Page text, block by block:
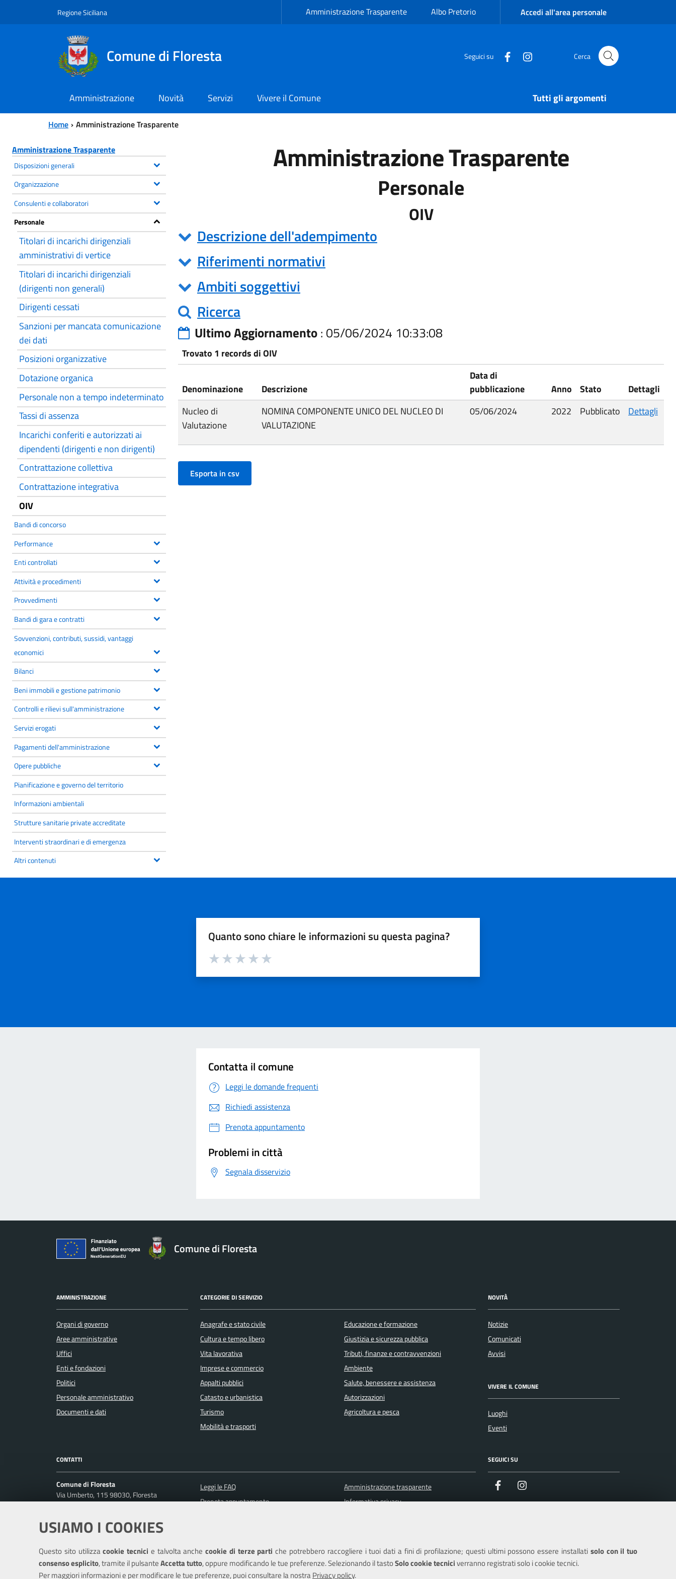
USIAMO I COOKIES
Questo sito utilizzacookie tecnici e talvolta anchecookie di terze parti che potrebbero raccogliere i tuoi dati a fini di profilazione; questi ultimi possono essere installati solo con il tuo
consenso esplicito, tramite il pulsanteAccetta tutto, oppure modificando le tue preferenze. Selezionando il tastoSolo cookie tecniciverranno registrati solo i cookie tecnici.
Per maggiori informazioni e per modificare le tue preferenze, puoi consultare la nostraPrivacy policy.
Regione Siciliana Amministrazione Trasparente Albo Pretorio Accedi all'area personale
Comune di Floresta Seguici su Cerca
Amministrazione Novità Servizi Vivere il Comune Tutti gli argomenti
Home Amministrazione Trasparente
Amministrazione Trasparente
Disposizioni generali
Organizzazione
Consulenti e collaboratori
Personale
Titolari di incarichi dirigenziali
amministrativi di vertice
Titolari di incarichi dirigenziali
(dirigenti non generali)
Dirigenti cessati
Sanzioni per mancata comunicazione
dei dati
Posizioni organizzative
Dotazione organica
Personale non a tempo indeterminato
Tassi di assenza
Incarichi conferiti e autorizzati ai
dipendenti (dirigenti e non dirigenti)
Contrattazione collettiva
Contrattazione integrativa
OIV
Bandi di concorso
Performance
Enti controllati
Attività e procedimenti
Provvedimenti
Bandi di gara e contratti
Sovvenzioni, contributi, sussidi, vantaggi
economici
Bilanci
Beni immobili e gestione patrimonio
Controlli e rilievi sull'amministrazione
Servizi erogati
Pagamenti dell'amministrazione
Opere pubbliche
Pianificazione e governo del territorio
Informazioni ambientali
Strutture sanitarie private accreditate
Interventi straordinari e di emergenza
Altri contenuti
Amministrazione Trasparente
Personale
OIV
Descrizione dell'adempimento
Riferimenti normativi
Ambiti soggettivi
Ricerca
Ultimo Aggiornamento: 05/06/2024 10:33:08
Trovato 1 records di OIV
Denominazione Descrizione
Data di
pubblicazione
Anno Stato
Dettagli
Nucleo di
Valutazione
NOMINA COMPONENTE UNICO DEL NUCLEO DI
VALUTAZIONE
05/06/2024 2022 Pubblicato Dettagli
Quanto sono chiare le informazioni su questa pagina?
Contatta il comune
Leggi le domande frequenti
Richiedi assistenza
Prenota appuntamento
Problemi in città
Segnala disservizio
Comune di Floresta
AMMINISTRAZIONE
Organi di governo
Aree amministrative
Uffici
Enti e fondazioni
Politici
Personale amministrativo
Documenti e dati
CATEGORIE DI SERVIZIO
Anagrafe e stato civile
Cultura e tempo libero
Vita lavorativa
Imprese e commercio
Appalti pubblici
Catasto e urbanistica
Turismo
Mobilità e trasporti
Educazione e formazione
Giustizia e sicurezza pubblica
Tributi, finanze e contravvenzioni
Ambiente
Salute, benessere e assistenza
Autorizzazioni
Agricoltura e pesca
NOVITÀ
Notizie
Comunicati
Avvisi
VIVERE IL COMUNE
Luoghi
Eventi
CONTATTI
Comune di Floresta
Via Umberto, 115 98030, Floresta
Ufficio Relazioni con il Pubblico
comunedifloresta@pec.it
Centralino unico: (+39) 0941662036
Leggi le FAQ
Prenota appuntamento
Amministrazione trasparente
Informativa privacy
SEGUICI SU
Facebook